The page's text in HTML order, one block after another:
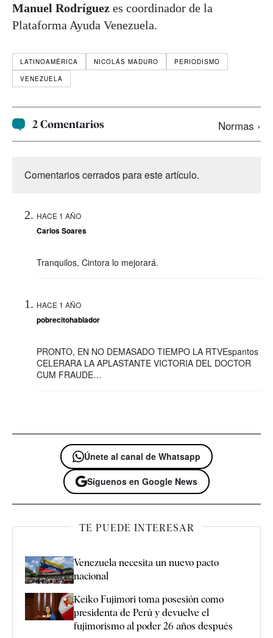
Manuel Rodríguez es coordinador de la
Plataforma Ayuda Venezuela.
LATINOAMÉRICA NICOLÁS MADURO
PERIODISMO
VENEZUELA
2 Comentarios Normas ›
Comentarios cerrados para este artículo.
HACE 1 AÑO
Carlos Soares
Tranquilos, Cintora lo mejorará.
HACE 1 AÑO
pobrecitohablador
PRONTO, EN NO DEMASADO TIEMPO LA RTVEspantos
CELERARA LA APLASTANTE VICTORIA DEL DOCTOR
CUM FRAUDE…
Únete al canal de Whatsapp
Síguenos en Google News
TE PUEDE INTERESAR
Venezuela necesita un nuevo pacto
nacional
Keiko Fujimori toma posesión como
presidenta de Perú y devuelve el
fujimorismo al poder 26 años después